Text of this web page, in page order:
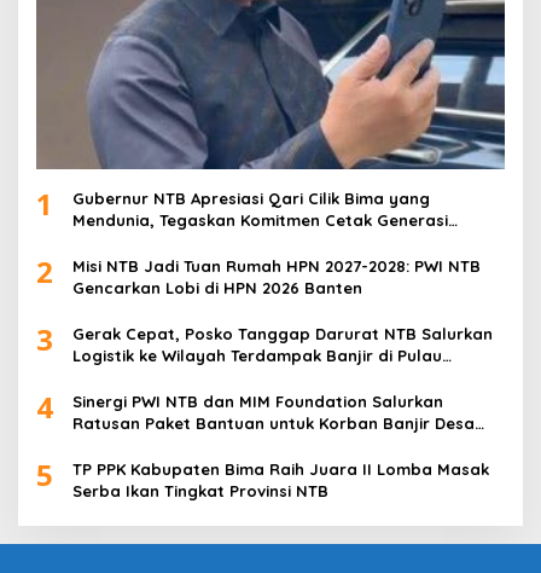
1
Gubernur NTB Apresiasi Qari Cilik Bima yang
Mendunia, Tegaskan Komitmen Cetak Generasi
2
Misi NTB Jadi Tuan Rumah HPN 2027-2028: PWI NTB
Gencarkan Lobi di HPN 2026 Banten
3
Gerak Cepat, Posko Tanggap Darurat NTB Salurkan
Logistik ke Wilayah Terdampak Banjir di Pulau
4
Sinergi PWI NTB dan MIM Foundation Salurkan
Ratusan Paket Bantuan untuk Korban Banjir Desa
5
TP PPK Kabupaten Bima Raih Juara II Lomba Masak
Serba Ikan Tingkat Provinsi NTB